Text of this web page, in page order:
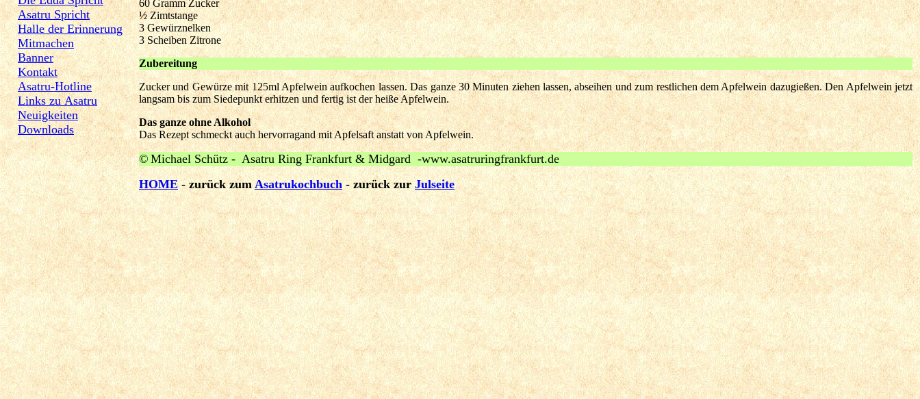
Asatru Spricht
Halle der Erinnerung
Mitmachen
Banner
Kontakt
Asatru-Hotline
Links zu Asatru
Neuigkeiten
Downloads
60 Gramm Zucker
½ Zimtstange
3 Gewürznelken
3 Scheiben Zitrone
Zubereitung
Zucker und Gewürze mit 125ml Apfelwein aufkochen lassen. Das ganze 30 Minuten ziehen lassen, abseihen und zum restlichen dem Apfelwein dazugießen. Den Apfelwein jetzt
langsam bis zum Siedepunkt erhitzen und fertig ist der heiße Apfelwein.
Das ganze ohne Alkohol
Das Rezept schmeckt auch hervorragand mit Apfelsaft anstatt von Apfelwein.
© Michael Schütz - Asatru Ring Frankfurt & Midgard -www.asatruringfrankfurt.de
HOME - zurück zumAsatrukochbuch- zurück zurJulseite